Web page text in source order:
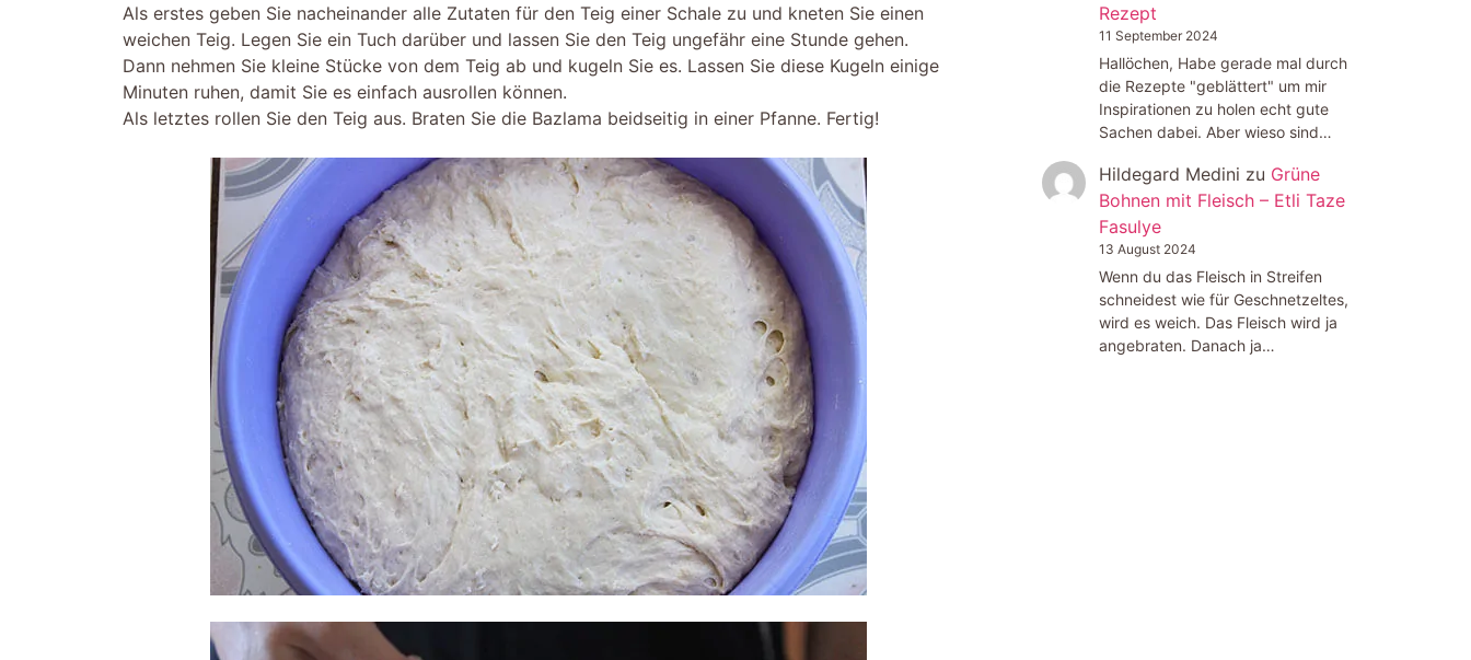
Als erstes geben Sie nacheinander alle Zutaten für den Teig einer Schale zu und kneten Sie einen
weichen Teig. Legen Sie ein Tuch darüber und lassen Sie den Teig ungefähr eine Stunde gehen.
Dann nehmen Sie kleine Stücke von dem Teig ab und kugeln Sie es. Lassen Sie diese Kugeln einige
Minuten ruhen, damit Sie es einfach ausrollen können.
Als letztes rollen Sie den Teig aus. Braten Sie die Bazlama beidseitig in einer Pfanne. Fertig!
Rezept
11 September 2024
Hallöchen, Habe gerade mal durch
die Rezepte "geblättert" um mir
Inspirationen zu holen echt gute
Sachen dabei. Aber wieso sind…
Hildegard Medini zu Grüne
Bohnen mit Fleisch – Etli Taze
Fasulye
13 August 2024
Wenn du das Fleisch in Streifen
schneidest wie für Geschnetzeltes,
wird es weich. Das Fleisch wird ja
angebraten. Danach ja…